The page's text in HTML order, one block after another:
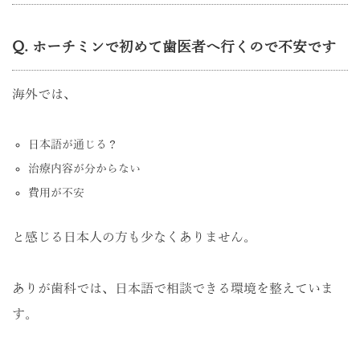
Q. ホーチミンで初めて歯医者へ行くので不安です
海外では、
日本語が通じる？
治療内容が分からない
費用が不安
と感じる日本人の方も少なくありません。
ありが歯科では、日本語で相談できる環境を整えていま
す。